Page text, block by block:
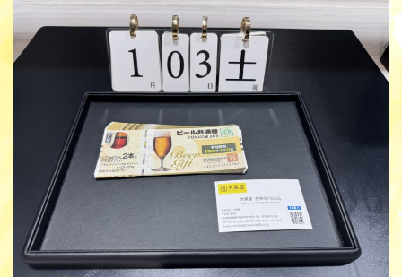
新